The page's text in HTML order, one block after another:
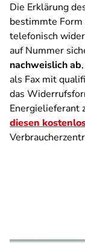
Die Erklärung
bestimmte Form
telefonisch
auf Nummer
nachweislich ab
als Fax mit
das
Energielieferant
diesen